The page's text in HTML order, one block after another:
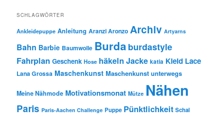
SCHLAGWÖRTER
Ankleidepuppe Anleitung Aranzi Aronzo Archiv Artyarns
Bahn Barbie Baumwolle Burda burdastyle
Fahrplan Geschenk Hose häkeln Jacke katia Kleid Lace
Lana Grossa Maschenkunst Maschenkunst unterwegs
Meine Nähmode Motivationsmonat Mütze Nähen
Paris Paris-Aachen Challenge Puppe Pünktlichkeit Schal